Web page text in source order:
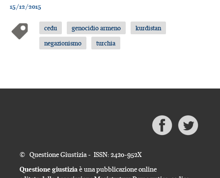
15/12/2015
cedu genocidio armeno
kurdistan
negazionismo
turchia
© Questione Giustizia - ISSN: 2420-952X
Questione giustiziaè una pubblicazione online